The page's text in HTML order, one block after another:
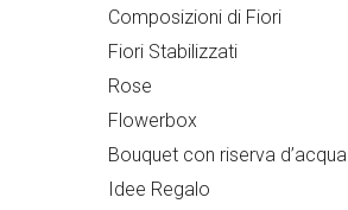
Composizioni di Fiori
Fiori Stabilizzati
Rose
Flowerbox
Bouquet con riserva d’acqua
Idee Regalo